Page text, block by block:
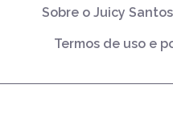
Sobre o Juicy Santos
Termos de uso e